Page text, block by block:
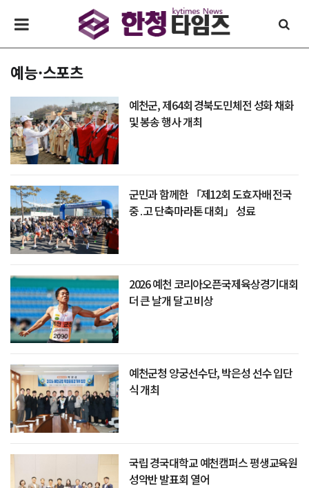
예능·스포츠
예천군, 제64회 경북도민체전 성화 채화
및 봉송 행사 개최
군민과 함께한 「제12회 도효자배 전국
중․고 단축마라톤 대회」 성료
2026 예천 코리아오픈국제육상경기대회
더 큰 날개 달고 비상
예천군청 양궁선수단, 박은성 선수 입단
식 개최
국립 경국대학교 예천캠퍼스 평생교육원
성악반 발표회 열어